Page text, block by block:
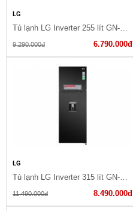
LG
Tủ lạnh LG Inverter 255 lít GN-D255BL
9.290.000đ 6.790.000đ
LG
Tủ lạnh LG Inverter 315 lít GN-D315BL
11.490.000đ 8.490.000đ